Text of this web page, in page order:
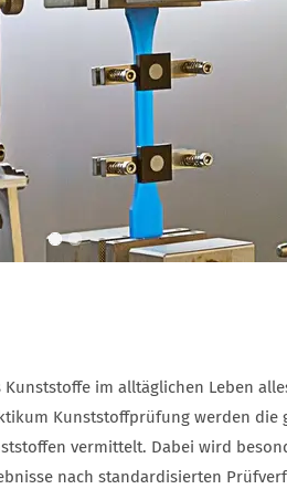
Kunststoffe im alltäglichen Leben
Kunststoffprüfung werden die
vermittelt. Dabei wird
nach standardisierten